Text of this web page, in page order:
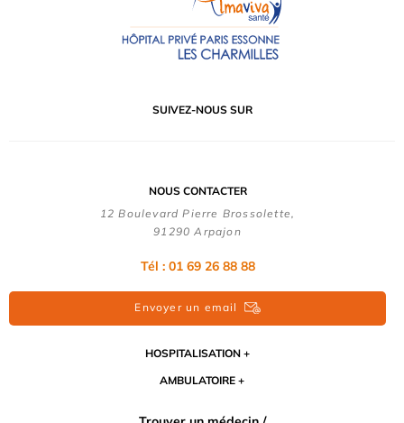
SUIVEZ-NOUS SUR
NOUS CONTACTER
12 Boulevard Pierre Brossolette,
91290 Arpajon
Tél : 01 69 26 88 88
Envoyer un email
HOSPITALISATION
AMBULATOIRE